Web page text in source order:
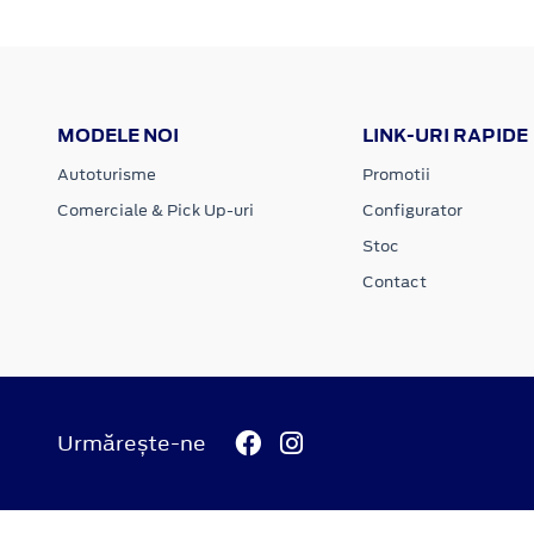
MODELE NOI
Autoturisme
Comerciale & Pick Up-uri
LINK-URI RAPIDE
Promotii
Configurator
Stoc
Contact
Urmărește-ne